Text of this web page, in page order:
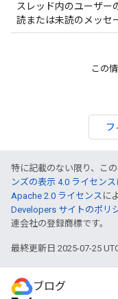
スレッド内のユーザー
読または未読のメッセ
この
特に記載のない限り、こ
ンズの表示 4.0 ライセンス
Apache 2.0 ライセンス に
Developers サイトのポリ
連会社の登録商標です。
最終更新日 2025-07-25 UTC
ブログ